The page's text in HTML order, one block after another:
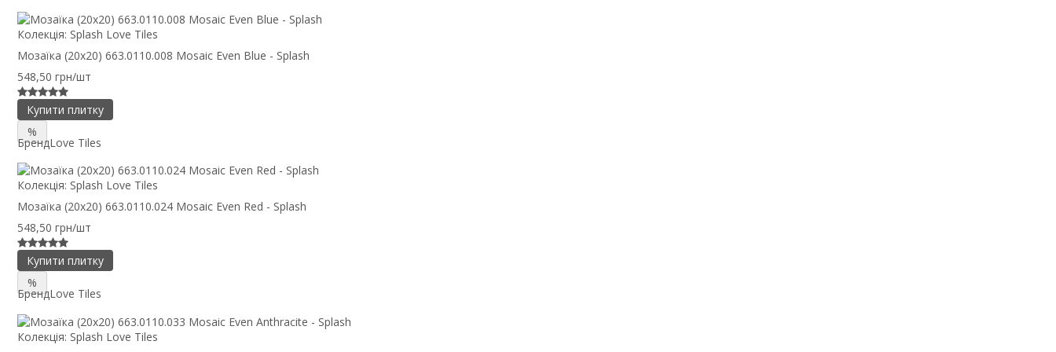
Колекція: Splash Love Tiles
Мозаїка (20x20) 663.0110.008 Mosaic Even Blue - Splash
548,50 грн/шт
Купити плитку
%
БрендLove Tiles
Колекція: Splash Love Tiles
Мозаїка (20x20) 663.0110.024 Mosaic Even Red - Splash
548,50 грн/шт
Купити плитку
%
БрендLove Tiles
Колекція: Splash Love Tiles